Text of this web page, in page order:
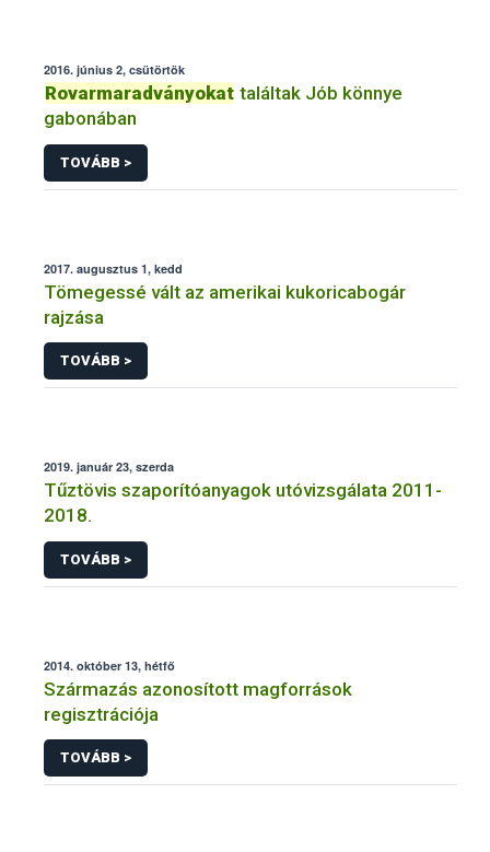
2016. június 2, csütörtök
Rovarmaradványokat találtak Jób könnye
gabonában
TOVÁBB >
2017. augusztus 1, kedd
Tömegessé vált az amerikai kukoricabogár
rajzása
TOVÁBB >
2019. január 23, szerda
Tűztövis szaporítóanyagok utóvizsgálata 2011-
2018.
TOVÁBB >
2014. október 13, hétfő
Származás azonosított magforrások
regisztrációja
TOVÁBB >